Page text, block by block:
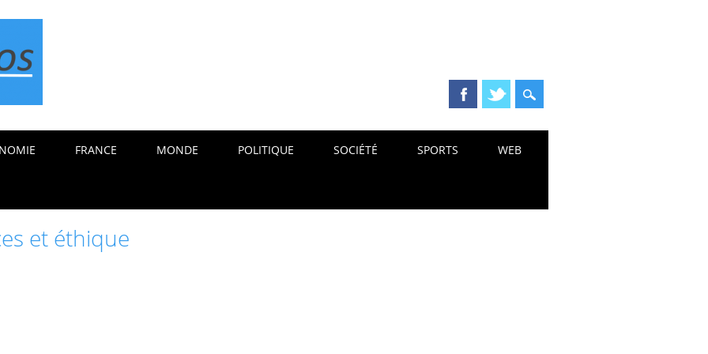
FRANCE MONDE POLITIQUE SOCIÉTÉ SPORTS WEB
et éthique